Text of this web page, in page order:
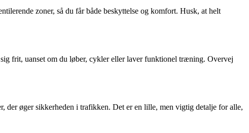
zoner, så du får både beskyttelse og komfort. Husk, at helt
frit, uanset om du løber, cykler eller laver funktionel træning. Overvej
øger sikkerheden i trafikken. Det er en lille, men vigtig detalje for alle,